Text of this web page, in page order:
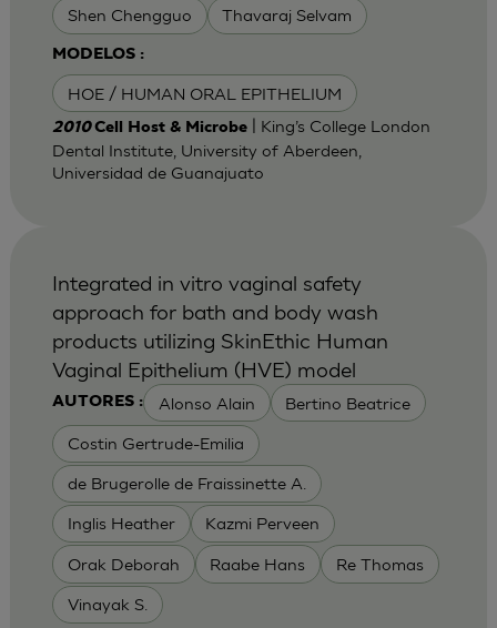
Shen Chengguo Thavaraj Selvam
MODELOS :
HOE / HUMAN ORAL EPITHELIUM
2010Cell Host & Microbe| King’s College London
Dental Institute, University of Aberdeen,
Universidad de Guanajuato
AUTORES : Alonso Alain Bertino Beatrice
Costin Gertrude-Emilia
de Brugerolle de Fraissinette A.
Inglis Heather Kazmi Perveen
Orak Deborah Raabe Hans Re Thomas
Vinayak S.
Integrated in vitro vaginal safety
approach for bath and body wash
products utilizing SkinEthic Human
Vaginal Epithelium (HVE) model